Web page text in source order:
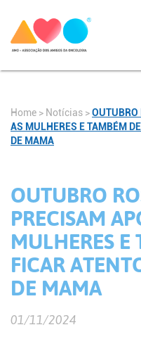
Home > Notícias >OUTUBRO
AS MULHERES E TAMBÉM
DE MAMA
OUTUBRO
PRECISAM
MULHERES
FICAR
DE MAMA
01/11/2024